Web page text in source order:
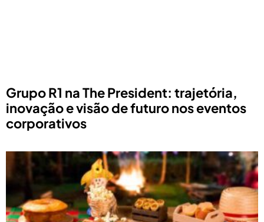
Grupo R1 na The President: trajetória,
inovação e visão de futuro nos eventos
corporativos